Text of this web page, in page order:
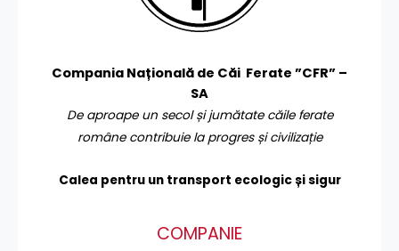
Compania Națională de Căi Ferate ”CFR” –
SA
De aproape un secol și jumătate căile ferate
române contribuie la progres și civilizație
Calea pentru un transport ecologic și sigur
COMPANIE